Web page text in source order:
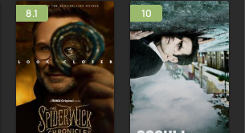
8.1 10